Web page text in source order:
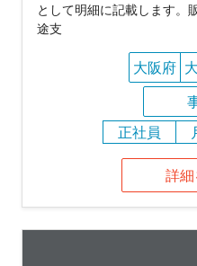
として明細に記載します。
途支
大阪府
正社員
詳